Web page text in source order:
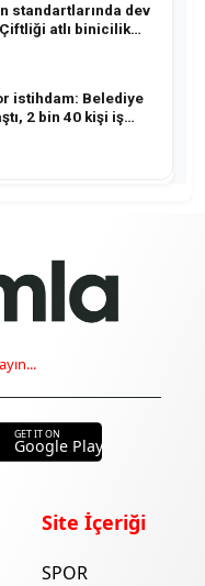
standartlarında dev
atlı binicilik
istihdam: Belediye
2 bin 40 kişi iş
GET IT ON
Google Play
Site İçeriği
SPOR